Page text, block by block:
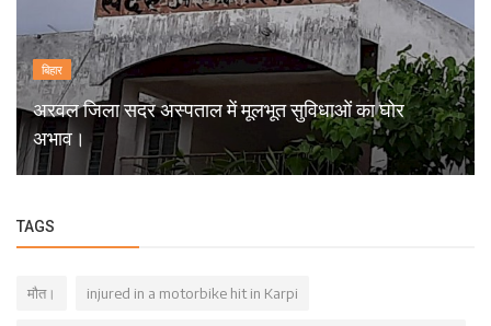
बिहार
अरवल जिला सदर अस्पताल में मूलभूत सुविधाओं का घोर
अभाव।
TAGS
मौत। injured in a motorbike hit in Karpi